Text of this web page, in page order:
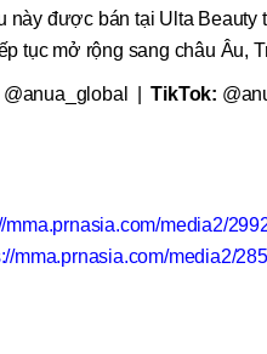
này được bán tại Ulta Beauty
tục mở rộng sang châu Âu,
@anua_global |TikTok:
mma.prnasia.com/media2/
mma.prnasia.com/media2/